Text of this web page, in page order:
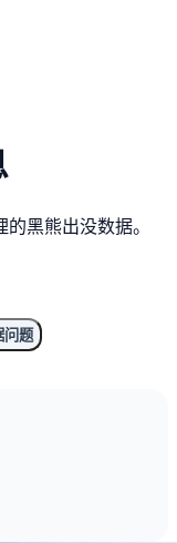
黑熊出没数据。
问题